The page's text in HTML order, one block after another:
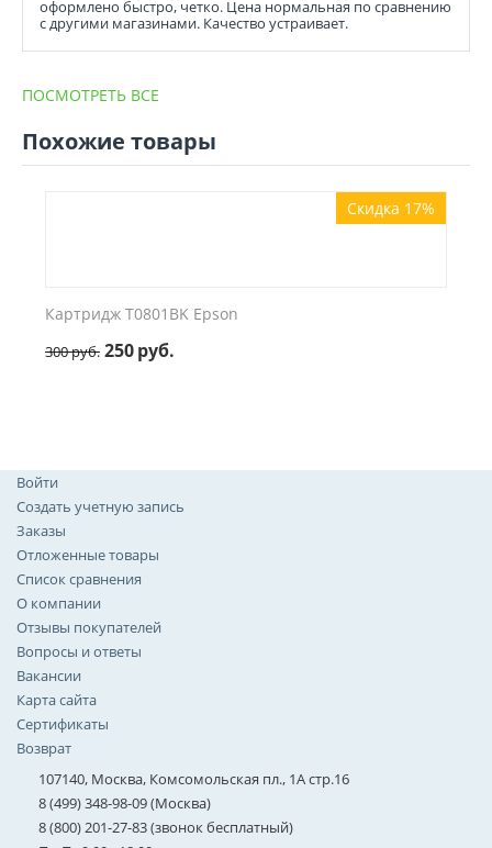
оформлено быстро, четко. Цена нормальная по сравнению
с другими магазинами. Качество устраивает.
ПОСМОТРЕТЬ ВСЕ
Похожие товары
Скидка 17%
Картридж T0801BK Epson
300руб. 250руб.
Войти
Создать учетную запись
Заказы
Отложенные товары
Список сравнения
О компании
Отзывы покупателей
Вопросы и ответы
Вакансии
Карта сайта
Сертификаты
Возврат
107140, Москва, Комсомольская пл., 1А стр.16
8 (499) 348-98-09 (Москва)
8 (800) 201-27-83 (звонок бесплатный)